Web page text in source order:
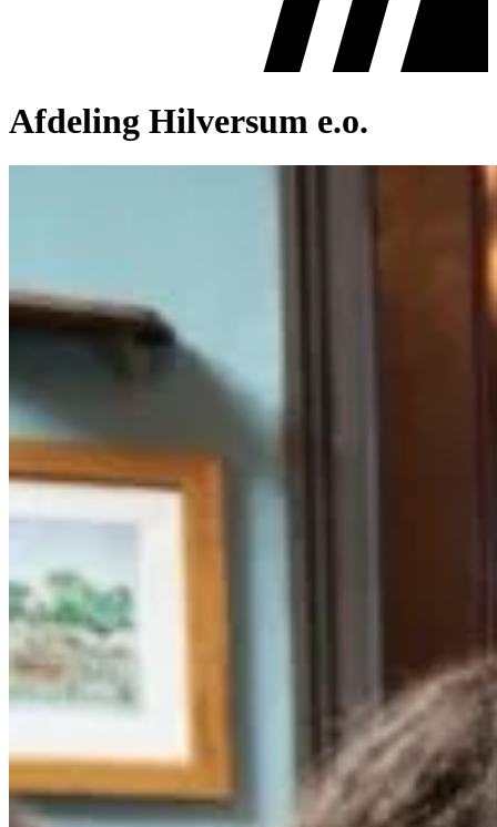
Afdeling Hilversum e.o.